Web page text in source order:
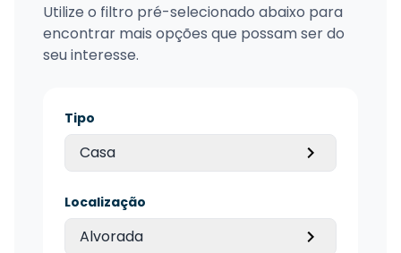
Utilize o filtro pré-selecionado abaixo para
encontrar mais opções que possam ser do
seu interesse.
Tipo
Casa
Localização
Alvorada